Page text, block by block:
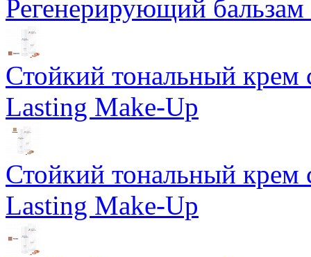
Регенерирующий
Стойкий тональный
Lasting Make-Up
Стойкий тональный
Lasting Make-Up